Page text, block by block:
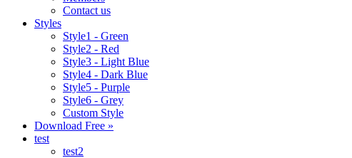
Contact us
Styles
Style1 - Green
Style2 - Red
Style3 - Light Blue
Style4 - Dark Blue
Style5 - Purple
Style6 - Grey
Custom Style
Download Free »
test
test2